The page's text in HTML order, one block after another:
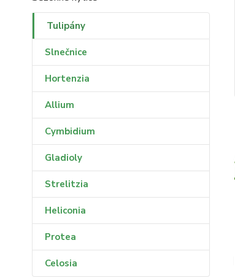
Tulipány
Slnečnice
Hortenzia
Allium
Cymbidium
Gladioly
Strelitzia
Heliconia
Protea
Celosia